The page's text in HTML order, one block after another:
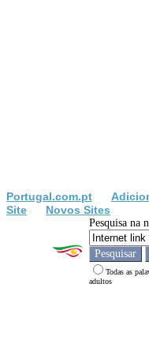
Portugal.com.pt
Site
Novos Sites
Pesquisa na
Todas as
adultos